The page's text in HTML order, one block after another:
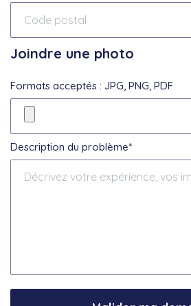
Joindre une photo
Formats acceptés : JPG, PNG, PDF
Description du problème*